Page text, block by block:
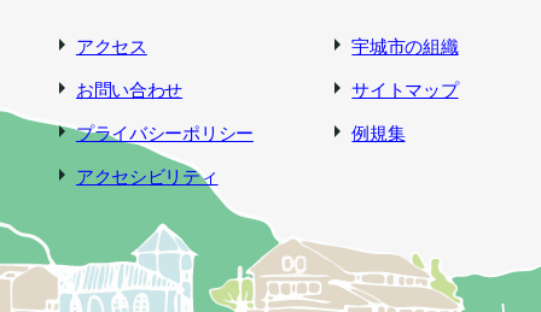
アクセス
宇城市の組織
お問い合わせ
サイトマップ
プライバシーポリシー
例規集
アクセシビリティ